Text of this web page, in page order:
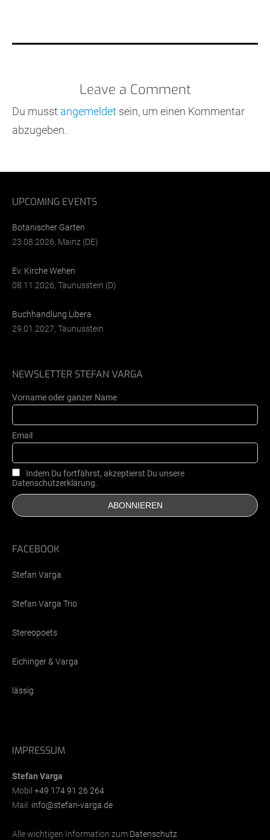
Leave a Comment
Du musst angemeldet sein, um einen Kommentar
abzugeben.
UPCOMING EVENTS
Botanischer Garten
23.08.2026, Mainz (DE)
Ev. Kirche Wehen
08.11.2026, Taunusstein (D)
Buchhandlung Libera
29.01.2027, Taunusstein
NEWSLETTER STEFAN VARGA
Vorname oder ganzer Name
Email
Indem Du fortfährst, akzeptierst Du unsere
Datenschutzerklärung.
FACEBOOK
Stefan Varga
Stefan Varga Trio
Stereopoets
Eichinger & Varga
lässig
IMPRESSUM
Stefan Varga
Mobil +49 174 91 26 264
Mail: info@stefan-varga.de
Alle wichtigen Information zum Datenschutz